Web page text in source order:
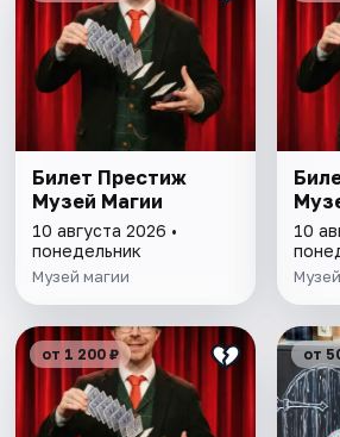
Билет Престиж
Музей Магии
10 августа 2026 •
понедельник
Музей магии
10
от 1 200 ₽ от